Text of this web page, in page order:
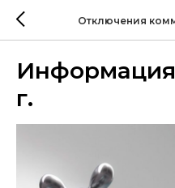
Отключения
Информация
г.